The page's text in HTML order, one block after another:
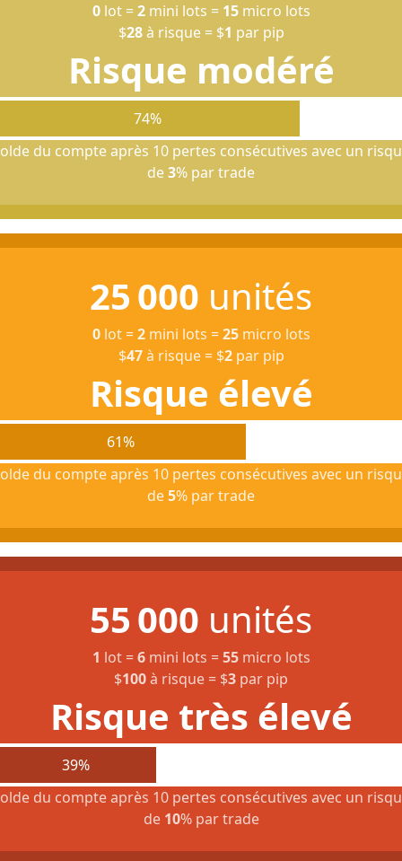
0lot =2mini lots = 15micro lots
$28à risque = $1 par pip
Risque modéré
74%
du compte après 10 pertes consécutives avec un
de3% par trade
25 000 unités
0lot =2mini lots =25micro lots
$47à risque = $2par pip
Risque élevé
61%
du compte après 10 pertes consécutives avec un
de5% par trade
55 000 unités
1 lot =6mini lots =55micro lots
$100à risque = $3 par pip
Risque très élevé
39%
du compte après 10 pertes consécutives avec un
de 10% par trade